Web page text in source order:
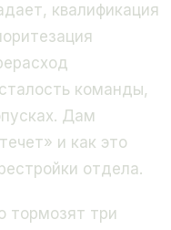
квалификация
команды,
Дам
и как это
отдела.
тормозят три